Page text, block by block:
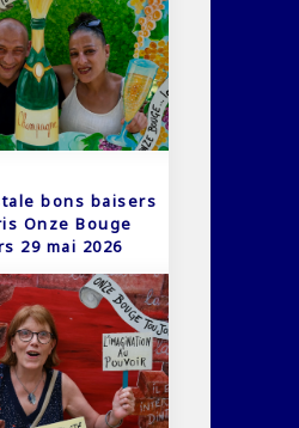
bons baisers
Onze Bouge
29 mai 2026